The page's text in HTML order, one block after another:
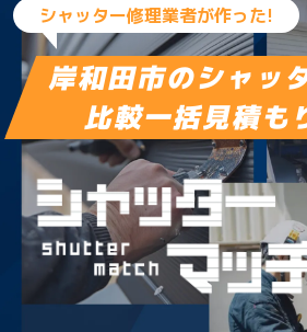
シャッター修理業者が作った!
岸和田市のシャッ
比較一括見積も